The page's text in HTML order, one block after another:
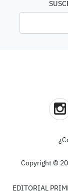
Copyright ©
EDITORIAL